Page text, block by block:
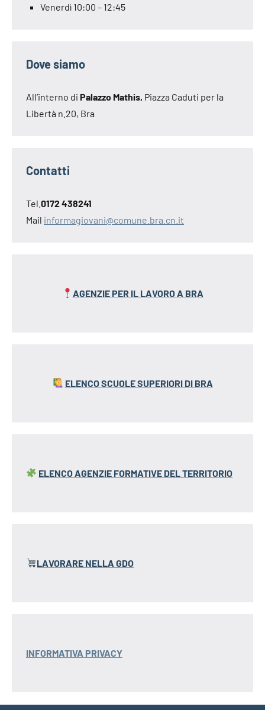
Venerdì 10:00 – 12:45
Dove siamo
All’interno di Palazzo Mathis, Piazza Caduti per la
Libertà n.20, Bra
Contatti
Tel. 0172 438241
Mail informagiovani@comune.bra.cn.it
AGENZIE PER IL LAVORO A BRA
ELENCO SCUOLE SUPERIORI DI BRA
ELENCO AGENZIE FORMATIVE DEL TERRITORIO
LAVORARE NELLA GDO
INFORMATIVA PRIVACY